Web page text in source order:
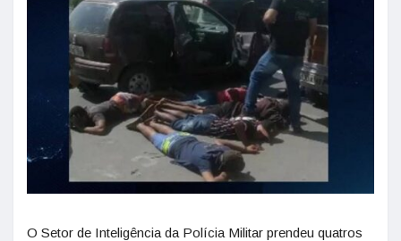
O Setor de Inteligência da Polícia Militar prendeu quatros